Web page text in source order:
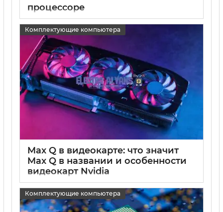
процессоре
Комплектующие компьютера
Max Q в видеокарте: что значит
Max Q в названии и особенности
видеокарт Nvidia
Комплектующие компьютера